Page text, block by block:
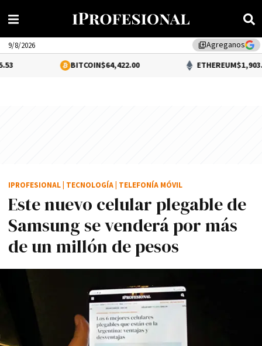
library_addAgreganos
9/8/2026
$64,422.00 ETHEREUM$1,903.41
Este nuevo celular plegable de
Samsung se venderá por más
de un millón de pesos
IPROFESIONAL TECNOLOGÍA TELEFONÍA MÓVIL